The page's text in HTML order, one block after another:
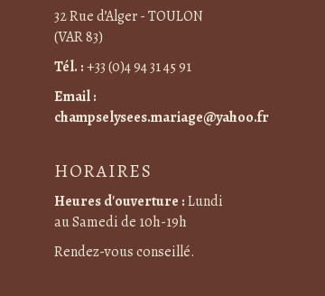
32 Rue d’Alger - TOULON
(VAR 83)
Tél. :+33 (0)4 94 31 45 91
Email :
champselysees.mariage@yahoo.fr
HORAIRES
Heures d'ouverture :Lundi
au Samedi de 10h-19h
Rendez-vous conseillé.